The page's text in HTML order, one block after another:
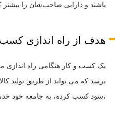
باشند و دارایی صاحب‌شان را بیشتر
هدف از راه اندازی
یک کسب و کار هنگامی راه
برسد که می تواند از طریق تولید
،سود کسب کرده، به جامعه خود